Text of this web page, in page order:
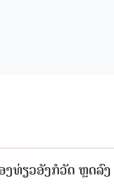
ງທ່ຽວອັງກໍວັດ ຫຼດລົງ